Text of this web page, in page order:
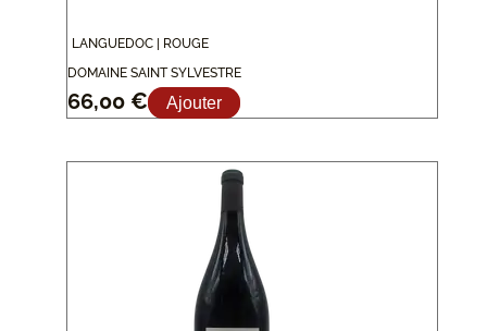
LANGUEDOC | ROUGE
DOMAINE SAINT SYLVESTRE
66,00 € Ajouter